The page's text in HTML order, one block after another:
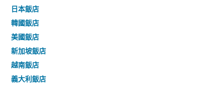
日本飯店
韓國飯店
美國飯店
新加坡飯店
越南飯店
義大利飯店